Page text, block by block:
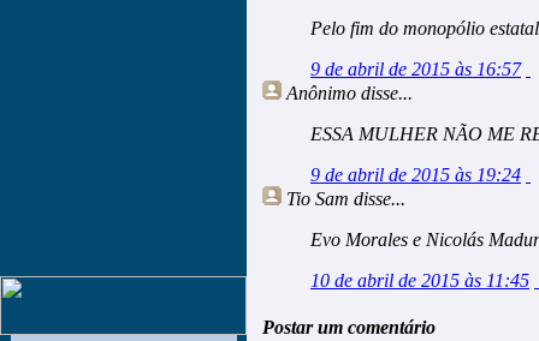
Pelo fim do monopólio
9 de abril de 2015 às 16:57
Anônimo disse...
ESSA MULHER NÃO ME
9 de abril de 2015 às 19:24
Tio Sam disse...
Evo Morales e Nicolás
10 de abril de 2015 às 11:45
Postar um comentário